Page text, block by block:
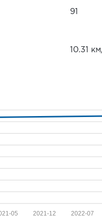
91
10.31
2022-07
2021-12
05